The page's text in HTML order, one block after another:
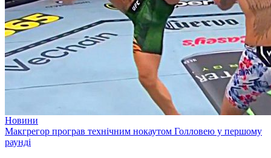
Новини
Макгрегор програв технічним нокаутом Голловею у першому
раунді